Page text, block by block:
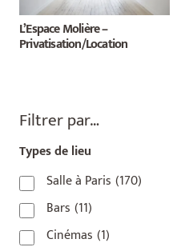
L’Espace Molière –
Privatisation/Location
Filtrer par…
Types de lieu
Salle à Paris (170)
Bars (11)
Cinémas (1)